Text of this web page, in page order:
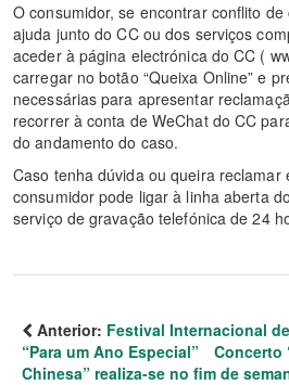
O consumidor, se encontrar conflito
ajuda junto do CC ou dos serviços
aceder à página electrónica do CC (
carregar no botão “Queixa Online” e
necessárias para apresentar
recorrer à conta de WeChat do CC
do andamento do caso.
Caso tenha dúvida ou queira reclamar
consumidor pode ligar à linha aberta
serviço de gravação telefónica de 24
Anterior: Festival Internacional
“Para um Ano Especial” Concerto
Chinesa” realiza-se no fim de